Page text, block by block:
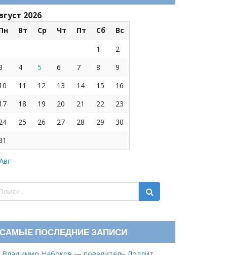
2026
Вт Ср Чт Пт Сб
Вс
1
2
4 5 6 7 8
9
11 12 13 14 15
16
18 19 20 21 22
23
25 26 27 28 29
30
САМЫЕ ПОСЛЕДНИЕ ЗАПИСИ